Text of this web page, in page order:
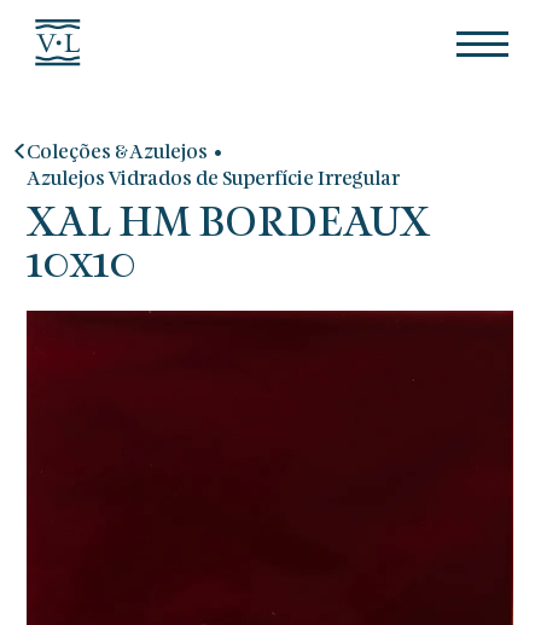
Coleções & Azulejos •
Azulejos Vidrados de Superfície Irregular
XAL HM BORDEAUX
10x10